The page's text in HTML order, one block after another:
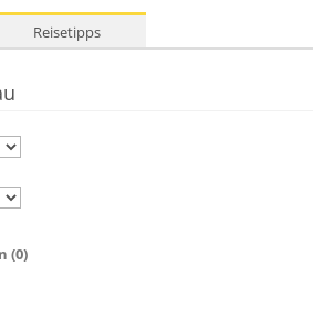
Reisetipps
(0)